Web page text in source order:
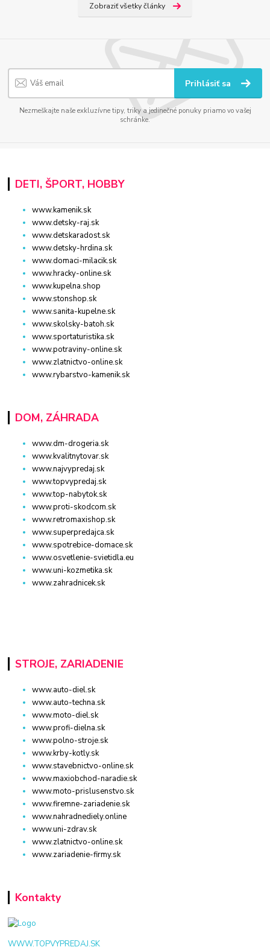
Zobraziť všetky články
Prihlásiť sa
Nezmeškajte naše exkluzívne tipy, triky a jedinečné ponuky priamo vo vašej
schránke.
DETI, ŠPORT, HOBBY
www.kamenik.sk
www.detsky-raj.sk
www.detskaradost.sk
www.detsky-hrdina.sk
www.domaci-milacik.sk
www.hracky-online.sk
www.kupelna.shop
www.stonshop.sk
www.sanita-kupelne.sk
www.skolsky-batoh.sk
www.sportaturistika.sk
www.potraviny-online.sk
www.zlatnictvo-online.sk
www.rybarstvo-kamenik.sk
DOM, ZÁHRADA
www.dm-drogeria.sk
www.kvalitnytovar.sk
www.najvypredaj.sk
www.topvypredaj.sk
www.top-nabytok.sk
www.proti-skodcom.sk
www.retromaxishop.sk
www.superpredajca.sk
www.spotrebice-domace.sk
www.osvetlenie-svietidla.eu
www.uni-kozmetika.sk
www.zahradnicek.sk
STROJE, ZARIADENIE
www.auto-diel.sk
www.auto-techna.sk
www.moto-diel.sk
www.profi-dielna.sk
www.polno-stroje.sk
www.krby-kotly.sk
www.stavebnictvo-online.sk
www.maxiobchod-naradie.sk
www.moto-prislusenstvo.sk
www.firemne-zariadenie.sk
www.nahradnediely.online
www.uni-zdrav.sk
www.zlatnictvo-online.sk
www.zariadenie-firmy.sk
Kontakty
WWW.TOPVYPREDAJ.SK